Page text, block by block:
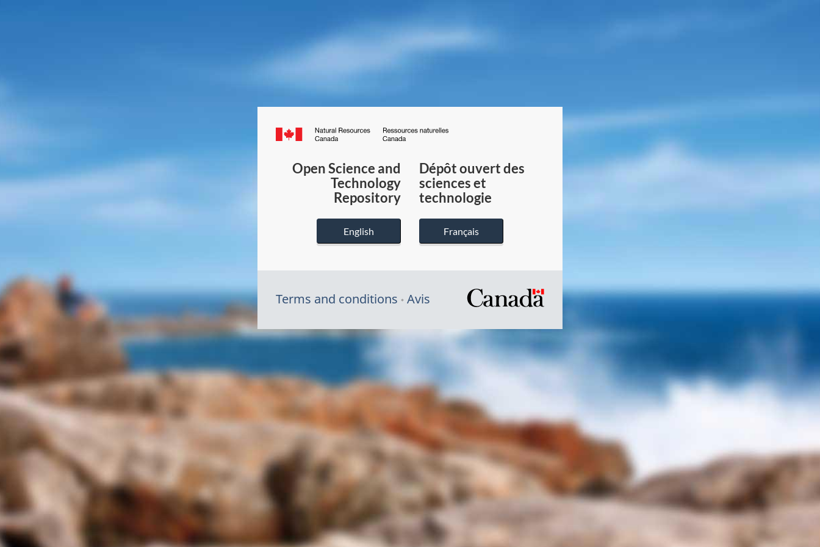
Canada.ca
du
Canada
Open Science and
Technology
Repository
English
Dépôt ouvert des
sciences et
technologie
Français
Terms and conditions Avis
/
gouvernement